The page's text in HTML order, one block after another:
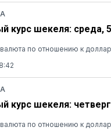
курс шекеля: среда,
по отношению к
курс шекеля:
по отношению к